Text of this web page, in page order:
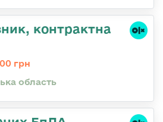
контрактна
грн
область